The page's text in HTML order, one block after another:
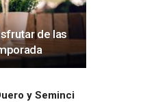
de las
y Seminci